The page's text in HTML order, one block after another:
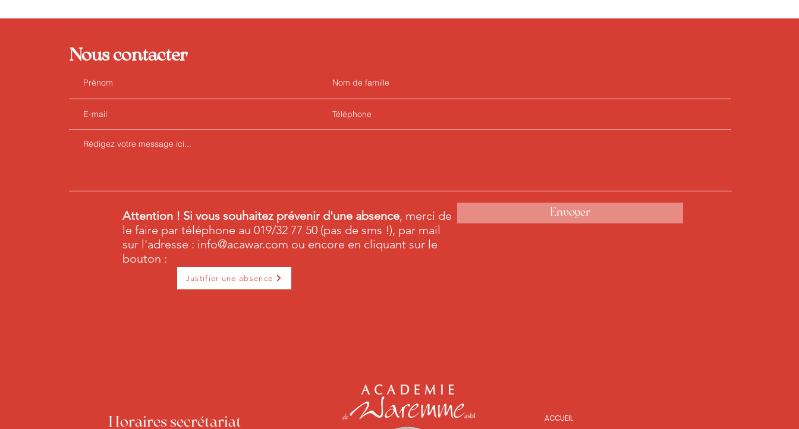
Nous contacter
Attention ! Si vous souhaitez prévenir d'une absence, merci de
le faire par téléphone au 019/32 77 50 (pas de sms !), par mail
sur l'adresse : info@acawar.com ou encore en cliquant sur le
bouton :
Envoyer
Justifier une absence
Horaires secrétariat ACCUEIL